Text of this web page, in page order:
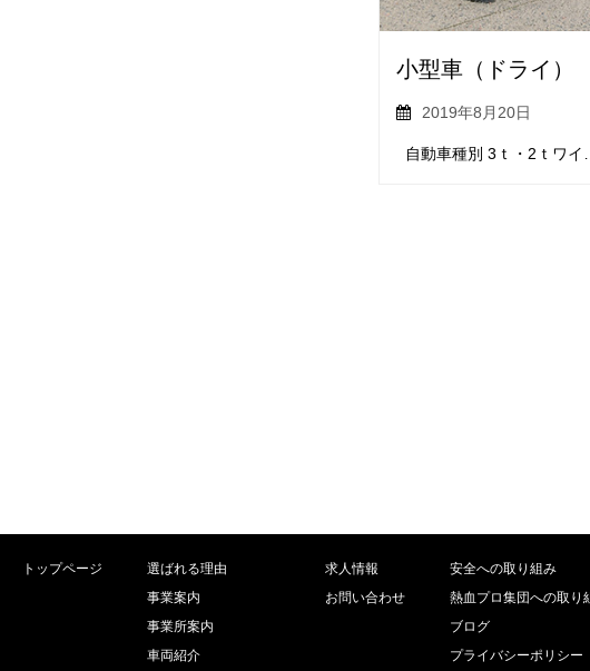
小型車（ドライ）
2019年8月20日
自動車種別 3ｔ・2ｔワイ…
トップページ
選ばれる理由
事業案内
事業所案内
車両紹介
求人情報
お問い合わせ
安全への取り組み
熱血プロ集団への取り
ブログ
プライバシーポリシー